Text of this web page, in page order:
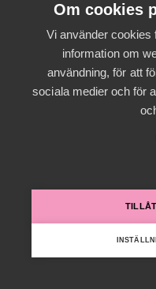
Om
Om cookies
Vi använder cookies
information om
användning, för att
sociala medier och för